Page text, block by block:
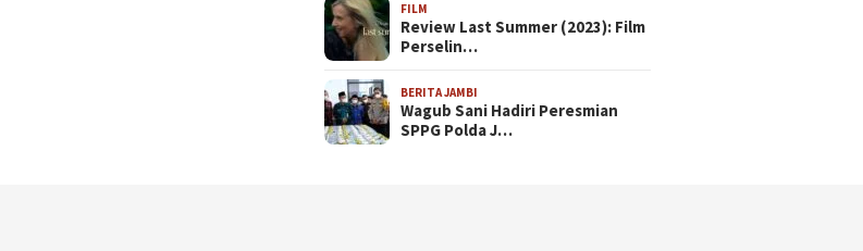
FILM
Review Last Summer (2023): Film
Perselin…
BERITA JAMBI
Wagub Sani Hadiri Peresmian
SPPG Polda J…